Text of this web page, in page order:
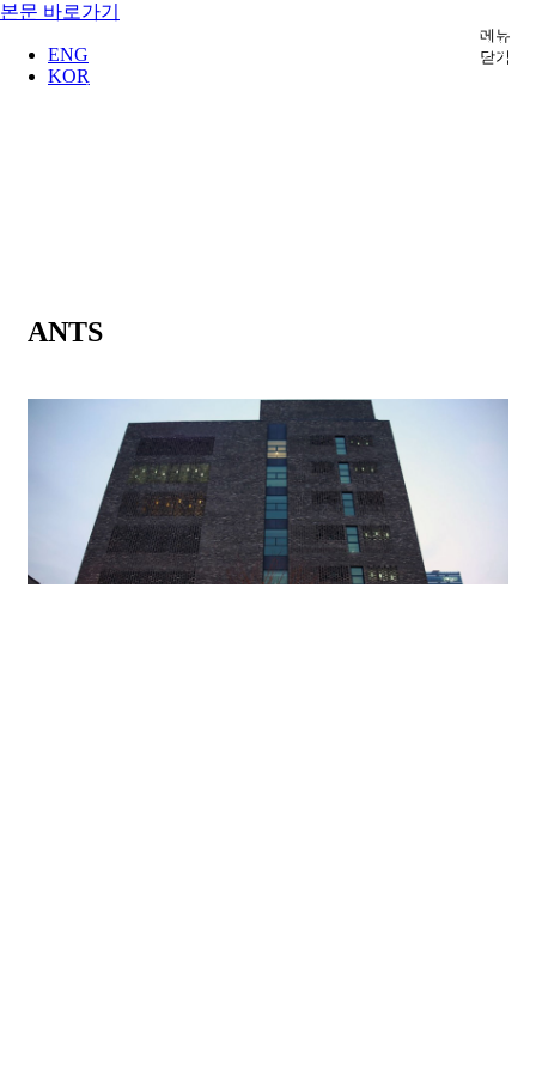
본문 바로가기
ENG
KOR
ANTS
메뉴
닫기